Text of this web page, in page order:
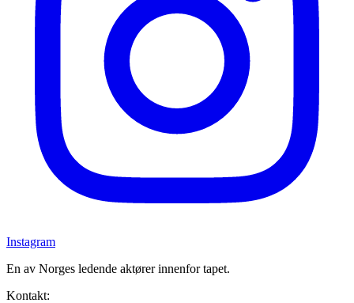
Instagram
En av Norges ledende aktører innenfor tapet.
Kontakt: